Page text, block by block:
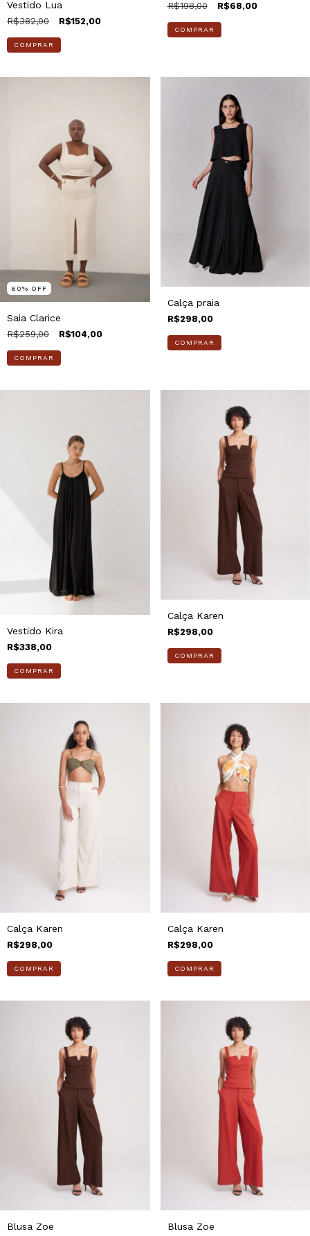
Vestido Lua
R$382,00 R$152,00
COMPRAR
R$198,00 R$68,00
COMPRAR
60% OFF
Saia Clarice
R$259,00 R$104,00
COMPRAR
Calça praia
R$298,00
COMPRAR
Vestido Kira
R$338,00
COMPRAR
Calça Karen
R$298,00
COMPRAR
Calça Karen
R$298,00
COMPRAR
Calça Karen
R$298,00
COMPRAR
Blusa Zoe Blusa Zoe